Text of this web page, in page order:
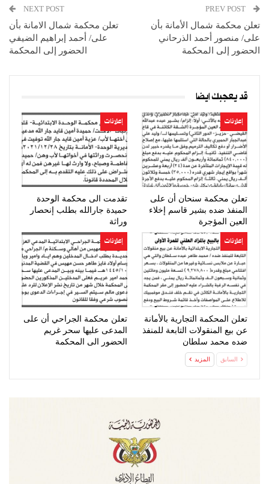
تعلن محكمة شمال الأمانة بأن
على/ منصور أحمد الذرحاني
الحضور إلى المحكمة
NEXT POST
تعلن محكمة شمال الامانة بأن
على/ أحمد إبراهيم الضيفي
الحضور إلى المحكمة
قد يعجبك ايضا
إعلانات
تعلن محكمة سنحان أن على
المنفذ ضده بشير قاسم إخلاء
العين المؤجرة
إعلانات
تقدمت الى محكمة الوحدة
حميدة جارالله بطلب إنحصار
وراثة
إعلانات
تعلن المحكمة التجارية بالأمانة
عن بيع المنقولات التابعة للمنفذ
ضده محمد سلطان
إعلانات
تعلن محكمة الجراحي أن على
المدعى عليها سحر غريم
الحضور الى المحكمة
السابق المزيد